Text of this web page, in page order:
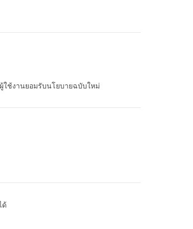
ใช้งานยอมรับนโยบายฉบับใหม่
ด้